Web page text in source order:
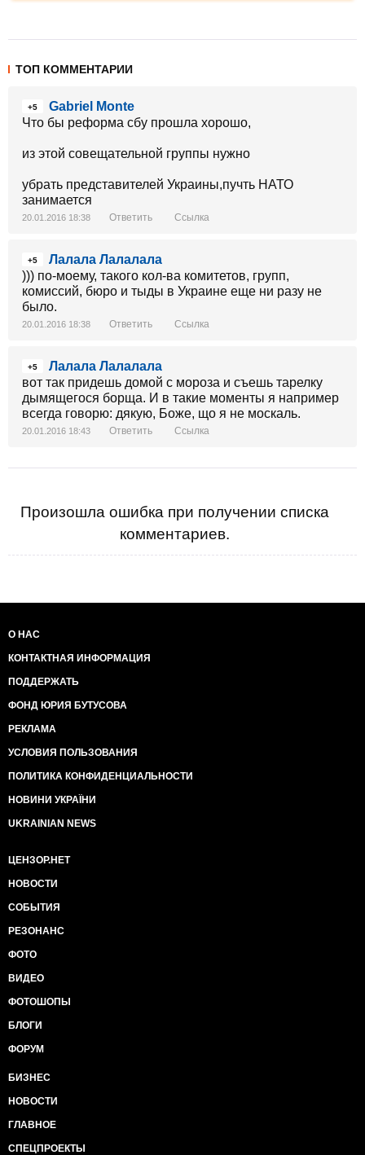
ТОП КОММЕНТАРИИ
+5
Gabriel Monte
Что бы реформа сбу прошла хорошо,
из этой совещательной группы нужно
убрать представителей Украины,пучть НАТО
занимается
20.01.2016 18:38 Ответить Ссылка
+5
Лалала Лалалала
))) по-моему, такого кол-ва комитетов, групп,
комиссий, бюро и тыды в Украине еще ни разу не
было.
20.01.2016 18:38 Ответить Ссылка
+5
Лалала Лалалала
вот так придешь домой с мороза и съешь тарелку
дымящегося борща. И в такие моменты я например
всегда говорю: дякую, Боже, що я не москаль.
20.01.2016 18:43 Ответить Ссылка
Произошла ошибка при получении списка
комментариев.
О НАС
КОНТАКТНАЯ ИНФОРМАЦИЯ
ПОДДЕРЖАТЬ
ФОНД ЮРИЯ БУТУСОВА
РЕКЛАМА
УСЛОВИЯ ПОЛЬЗОВАНИЯ
ПОЛИТИКА КОНФИДЕНЦИАЛЬНОСТИ
НОВИНИ УКРАЇНИ
UKRAINIAN NEWS
ЦЕНЗОР.НЕТ
НОВОСТИ
СОБЫТИЯ
РЕЗОНАНС
ФОТО
ВИДЕО
ФОТОШОПЫ
БЛОГИ
ФОРУМ
БИЗНЕС
НОВОСТИ
ГЛАВНОЕ
СПЕЦПРОЕКТЫ